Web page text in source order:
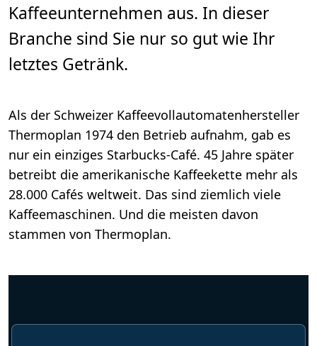
Kaffeeunternehmen aus. In dieser
Branche sind Sie nur so gut wie Ihr
letztes Getränk.
Als der Schweizer Kaffeevollautomatenhersteller
Thermoplan 1974 den Betrieb aufnahm, gab es
nur ein einziges Starbucks-Café. 45 Jahre später
betreibt die amerikanische Kaffeekette mehr als
28.000 Cafés weltweit. Das sind ziemlich viele
Kaffeemaschinen. Und die meisten davon
stammen von Thermoplan.